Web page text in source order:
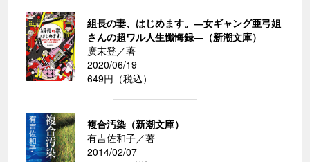
組長の妻、はじめます。―女ギャング亜弓姐
さんの超ワル人生懺悔録―（新潮文庫）
廣末登／著
2020/06/19
649円（税込）
複合汚染（新潮文庫）
有吉佐和子／著
2014/02/07